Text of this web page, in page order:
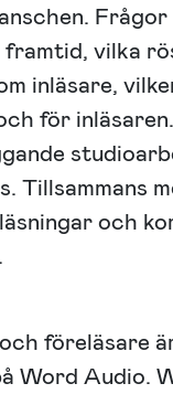
vilka
inläsare,
för
Tillsammans
och
föreläsare
Word Audio.